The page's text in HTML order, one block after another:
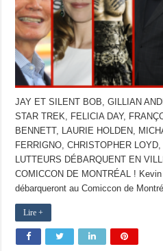
JAY ET SILENT BOB, GILLIAN
STAR TREK, FELICIA DAY,
BENNETT, LAURIE HOLDEN,
FERRIGNO, CHRISTOPHER
LUTTEURS DÉBARQUENT EN
COMICCON DE MONTRÉAL !
débarqueront au Comiccon de
Lire +